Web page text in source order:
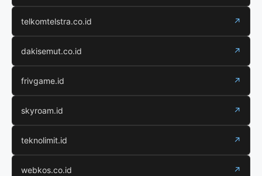
telkomtelstra.co.id ↗
dakisemut.co.id ↗
frivgame.id ↗
skyroam.id ↗
teknolimit.id ↗
webkos.co.id ↗